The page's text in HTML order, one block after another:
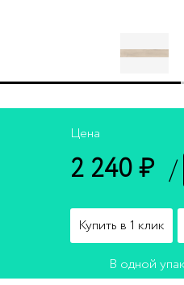
Цена
2 240 ₽ /
Купить в 1 клик
В одной